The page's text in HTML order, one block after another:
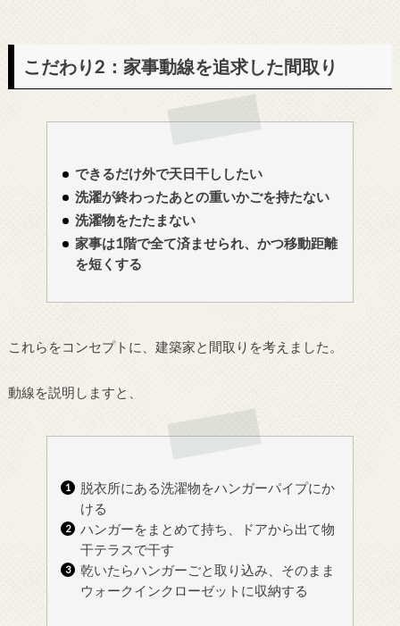
こだわり2：家事動線を追求した間取り
できるだけ外で天日干ししたい
洗濯が終わったあとの重いかごを持たない
洗濯物をたたまない
家事は1階で全て済ませられ、かつ移動距離
を短くする
これらをコンセプトに、建築家と間取りを考えました。
動線を説明しますと、
脱衣所にある洗濯物をハンガーパイプにか
ける
ハンガーをまとめて持ち、ドアから出て物
干テラスで干す
乾いたらハンガーごと取り込み、そのまま
ウォークインクローゼットに収納する